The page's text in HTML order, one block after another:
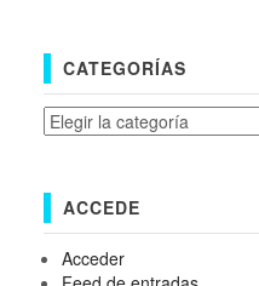
CATEGORÍAS
Categorías
ACCEDE
Acceder